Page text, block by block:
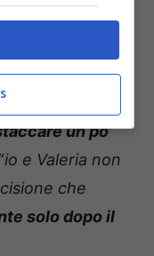
poi seguita
si è infatti
su
poca presenza
un po’
io e Valeria non
che
solo dopo il